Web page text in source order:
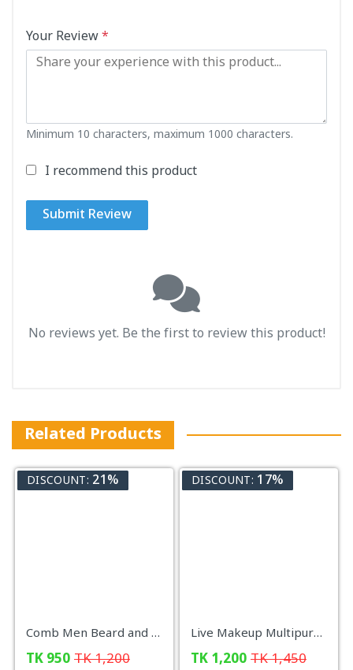
Your Review*
Minimum 10 characters, maximum 1000 characters.
I recommend this product
Submit Review
No reviews yet. Be the first to review this product!
Related Products
DISCOUNT: 21%
Comb Men Beard and Hair Quick Straightener
TK 950 TK1,200
DISCOUNT: 17%
Live Makeup Multipurpose Ring Lamp With Mobile Stand
TK 1,200 TK1,450